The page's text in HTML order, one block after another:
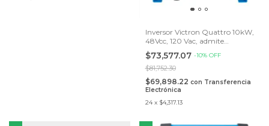
Inversor Victron Quattro 10kW,
48Vcc, 120 Vac, admite
conexión en paralelo Single
Phase 120V
$73,577.07 -10% OFF
$81,752.30
$69,898.22 con Transferencia
Electrónica
24 x $4,317.13